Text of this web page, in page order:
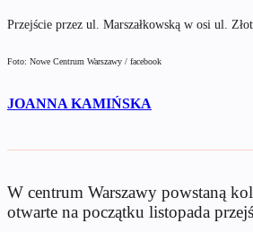
Przejście przez ul. Marszałkowską w osi ul.
Foto: Nowe Centrum Warszawy / facebook
JOANNA KAMIŃSKA
W centrum Warszawy powstaną
otwarte na początku listopada